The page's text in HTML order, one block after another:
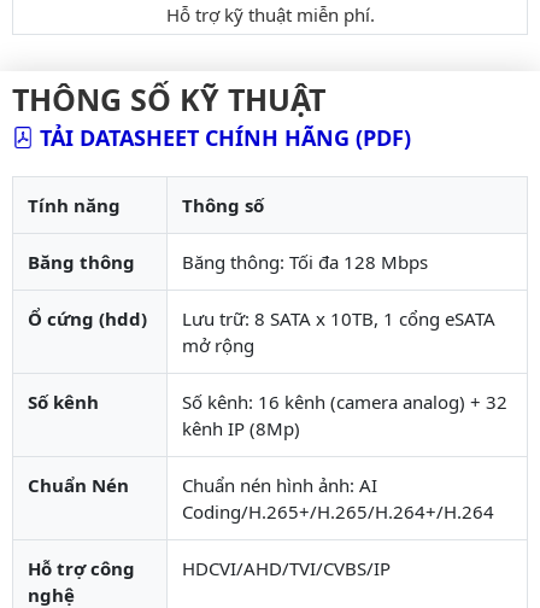
Hỗ trợ kỹ thuật miễn phí.
THÔNG SỐ KỸ THUẬT
TẢI DATASHEET CHÍNH HÃNG (PDF)
Tính năng Thông số
Băng thông Băng thông: Tối đa 128 Mbps
Ổ cứng (hdd)
Lưu trữ: 8 SATA x 10TB, 1 cổng eSATA
mở rộng
Số kênh
Số kênh: 16 kênh (camera analog) + 32
kênh IP (8Mp)
Chuẩn Nén
Chuẩn nén hình ảnh: AI
Coding/H.265+/H.265/H.264+/H.264
Hỗ trợ công
nghệ
HDCVI/AHD/TVI/CVBS/IP